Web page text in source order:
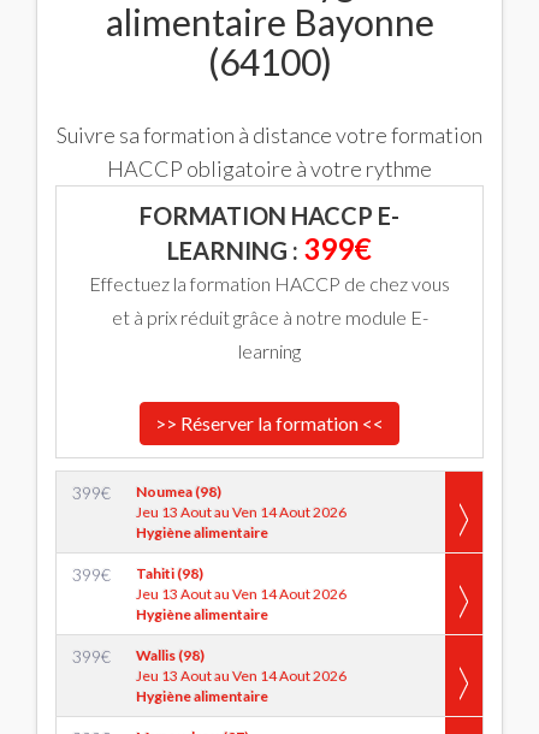
alimentaire Bayonne
(64100)
Suivre sa formation à distance votre formation
HACCP obligatoire à votre rythme
FORMATION HACCP E-
LEARNING : 399€
Effectuez la formation HACCP de chez vous
et à prix réduit grâce à notre module E-
learning
>> Réserver la formation <<
399€
Noumea (98)
Jeu 13 Aout au Ven 14 Aout 2026
Hygiène alimentaire
399€
Tahiti (98)
Jeu 13 Aout au Ven 14 Aout 2026
Hygiène alimentaire
399€
Wallis (98)
Jeu 13 Aout au Ven 14 Aout 2026
Hygiène alimentaire